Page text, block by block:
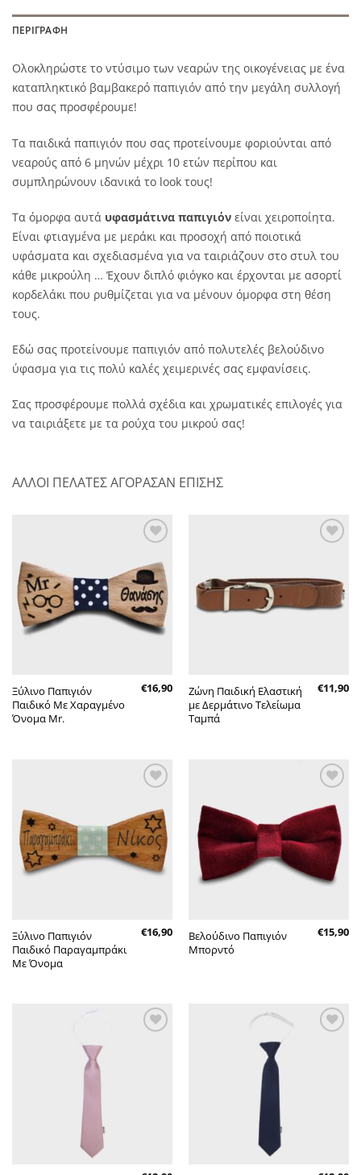
ΠΕΡΙΓΡΑΦΉ
Ολοκληρώστε το ντύσιμο των νεαρών της οικογένειας με ένα
καταπληκτικό βαμβακερό παπιγιόν από την μεγάλη συλλογή
που σας προσφέρουμε!
Τα παιδικά παπιγιόν που σας προτείνουμε φοριούνται από
νεαρούς από 6 μηνών μέχρι 10 ετών περίπου και
συμπληρώνουν ιδανικά το look τους!
Τα όμορφα αυτά υφασμάτινα παπιγιόν είναι χειροποίητα.
Είναι φτιαγμένα με μεράκι και προσοχή από ποιοτικά
υφάσματα και σχεδιασμένα για να ταιριάζουν στο στυλ του
κάθε μικρούλη … Έχουν διπλό φιόγκο και έρχονται με ασορτί
κορδελάκι που ρυθμίζεται για να μένουν όμορφα στη θέση
τους.
Εδώ σας προτείνουμε παπιγιόν από πολυτελές βελούδινο
ύφασμα για τις πολύ καλές χειμερινές σας εμφανίσεις.
Σας προσφέρουμε πολλά σχέδια και χρωματικές επιλογές για
να ταιριάξετε με τα ρούχα του μικρού σας!
ΑΛΛΟΙ ΠΕΛΑΤΕΣ ΑΓΟΡΑΣΑΝ ΕΠΙΣΗΣ
στην λίστα
επιθυμητών
Ξύλινο Παπιγιόν
Παιδικό Με Χαραγμένο
Όνομα Mr.
€16,90
επιθυμητών
Ζώνη Παιδική Ελαστική
με Δερμάτινο Τελείωμα
Ταμπά
€11,90
στην λίστα
επιθυμητών
Ξύλινο Παπιγιόν
Παιδικό Παραγαμπράκι
Με Όνομα
€16,90
στην λίστα
επιθυμητών
Βελούδινο Παπιγιόν
Μπορντό
€15,90